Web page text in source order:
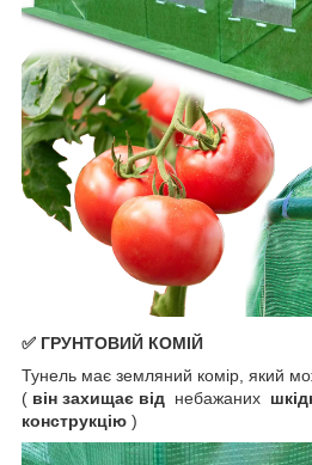
✅ ГРУНТОВИЙ КОМІЙ
Тунель має земляний комір, який
( він захищає від небажаних
конструкцію )